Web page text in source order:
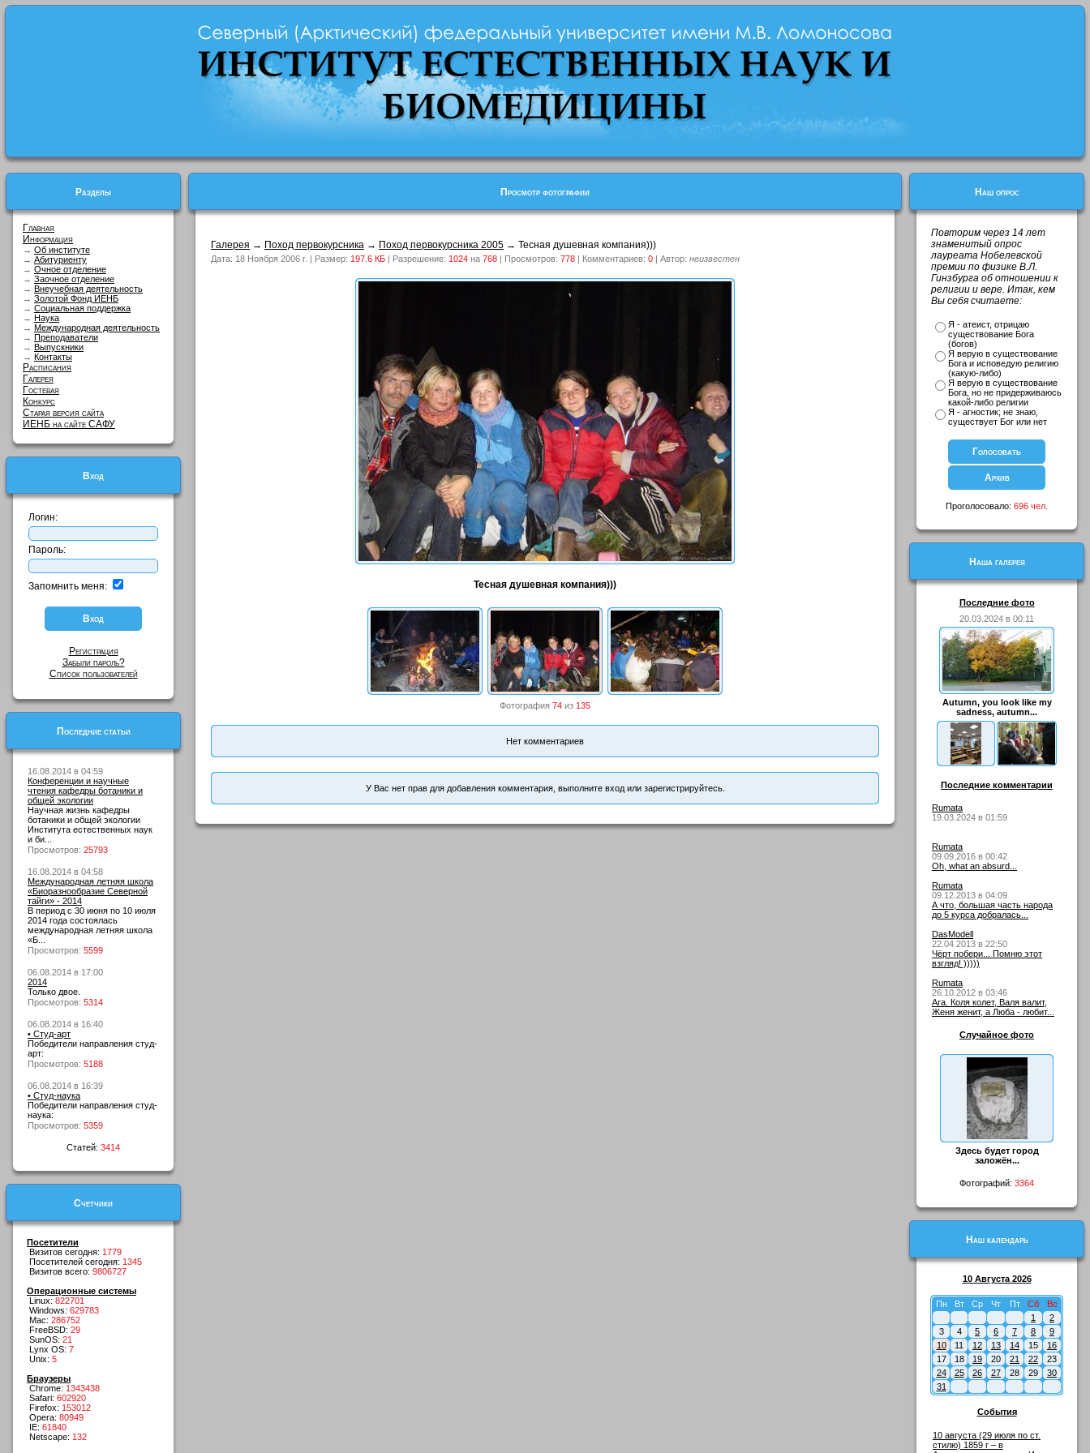
Разделы
Главная
Информация
→ Об институте
→ Абитуриенту
→ Очное отделение
→ Заочное отделение
→ Внеучебная деятельность
→ Золотой Фонд ИЕНБ
→ Социальная поддержка
→ Наука
→ Международная деятельность
→ Преподаватели
→ Выпускники
→ Контакты
Расписания
Галерея
Гостевая
Конкурс
Старая версия сайта
ИЕНБ на сайте САФУ
Вход
Логин:
Пароль:
Запомнить меня:
Регистрация
Забыли пароль?
Список пользователей
Последние статьи
16.08.2014 в 04:59
Конференции и научные
чтения кафедры ботаники и
общей экологии
Научная жизнь кафедры
ботаники и общей экологии
Института естественных наук
и би...
Просмотров: 25793
16.08.2014 в 04:58
Международная летняя школа
«Биоразнообразие Северной
тайги» - 2014
В период с 30 июня по 10 июля
2014 года состоялась
международная летняя школа
«Б...
Просмотров: 5599
06.08.2014 в 17:00
2014
Только двое.
Просмотров: 5314
06.08.2014 в 16:40
• Студ-арт
Победители направления студ-
арт:
Просмотров: 5188
06.08.2014 в 16:39
• Студ-наука
Победители направления студ-
наука:
Просмотров: 5359
Статей: 3414
Счетчики
Посетители
Визитов сегодня: 1779
Посетителей сегодня: 1345
Визитов всего: 9806727
Операционные системы
Linux: 822701
Windows: 629783
Mac: 286752
FreeBSD: 29
SunOS: 21
Lynx OS: 7
Unix: 5
Браузеры
Chrome: 1343438
Safari: 602920
Firefox: 153012
Opera: 80949
IE: 61840
Netscape: 132
Просмотр фотографии
Галерея → Поход первокурсника → Поход первокурсника 2005 → Тесная душевная компания)))
Дата: 18 Ноября 2006 г. | Размер: 197.6 КБ | Разрешение: 1024 на 768 | Просмотров: 778 | Комментариев: 0 | Автор: неизвестен
Тесная душевная компания)))
Фотография 74 из 135
Нет комментариев
У Вас нет прав для добавления комментария, выполните вход или зарегистрируйтесь.
Наш опрос
Повторим через 14 лет
знаменитый опрос
лауреата Нобелевской
премии по физике В.Л.
Гинзбурга об отношении к
религии и вере. Итак, кем
Вы себя считаете:
Я - атеист, отрицаю
существование Бога
(богов)
Я верую в существование
Бога и исповедую религию
(какую-либо)
Я верую в существование
Бога, но не придерживаюсь
какой-либо религии
Я - агностик; не знаю,
существует Бог или нет
Проголосовало: 696 чел.
Наша галерея
Последние фото
20.03.2024 в 00:11
Autumn, you look like my
sadness, autumn...
Последние комментарии
Rumata
19.03.2024 в 01:59
Rumata
09.09.2016 в 00:42
Oh, what an absurd...
Rumata
09.12.2013 в 04:09
А что, большая часть народа
до 5 курса добралась...
DasModell
22.04.2013 в 22:50
Чёрт побери... Помню этот
взгляд! )))))
Rumata
26.10.2012 в 03:46
Ага. Коля колет, Валя валит,
Женя женит, а Люба - любит...
Случайное фото
Здесь будет город
заложён...
Фотографий: 3364
Наш календарь
10 Августа 2026
Пн Вт Ср Чт Пт Сб
Вс
1
2
3
4 5 6 7 8
9
10
11 12 13 14 15
16
17
18 19 20 21 22
23
24
25 26 27 28 29
30
31
События
10 августа (29 июля по ст.
стилю) 1859 г – в